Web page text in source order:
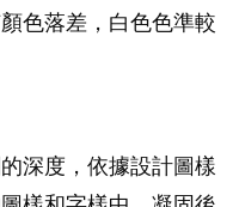
色落差，白色色準較
深度，依據設計圖樣